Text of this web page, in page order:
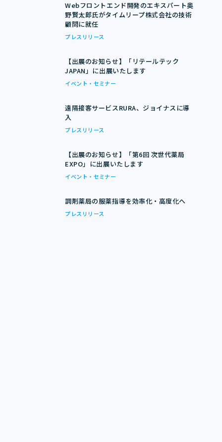
Webフロントエンド開発のエキスパート奥
野賢太郎氏がタイムリープ株式会社の技術
顧問に就任
プレスリリース
【出展のお知らせ】「リテールテック
JAPAN」に出展いたします
イベント・セミナー
遠隔接客サービスRURA、ジョイナスに導
入
プレスリリース
【出展のお知らせ】「第6回 次世代薬局
EXPO」に出展いたします
イベント・セミナー
調剤薬局の服薬指導を効率化・高度化へ
プレスリリース